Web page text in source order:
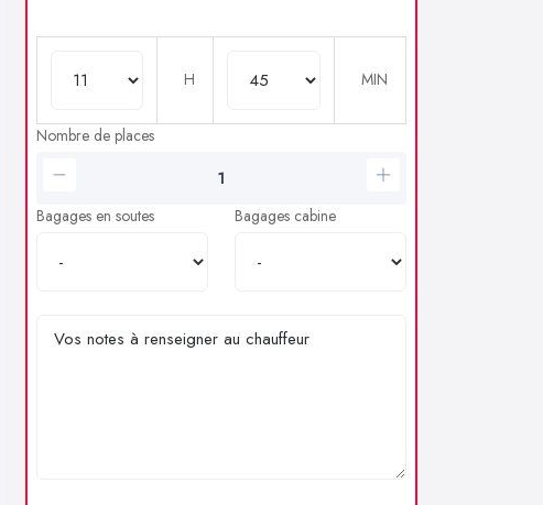
H MIN
Nombre de places
Bagages en soutes Bagages cabine